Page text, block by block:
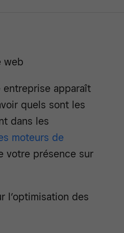
web
entreprise apparaît
quels sont les
dans les
moteurs de
votre présence sur
l’optimisation des